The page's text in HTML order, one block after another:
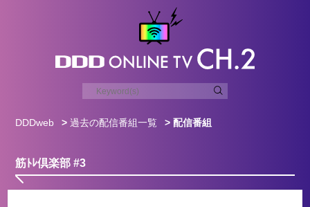
DDDweb >過去の配信番組一覧 > 配信番組
筋ﾄﾚ倶楽部 #3